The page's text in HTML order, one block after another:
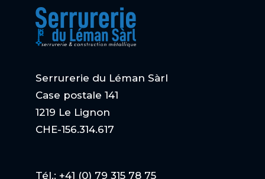
Serrurerie du Léman Sàrl
Case postale 141
1219 Le Lignon
CHE-156.314.617
Tél.: +41 (0) 79 315 78 75